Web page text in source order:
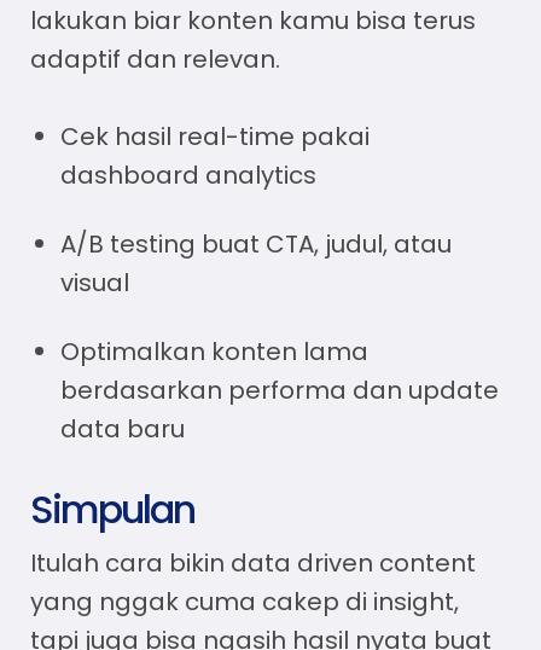
lakukan biar konten kamu bisa terus
adaptif dan relevan.
Cek hasil real-time pakai
dashboard analytics
A/B testing buat CTA, judul, atau
visual
Optimalkan konten lama
berdasarkan performa dan update
data baru
Simpulan
Itulah cara bikin data driven content
yang nggak cuma cakep di insight,
tapi juga bisa ngasih hasil nyata buat